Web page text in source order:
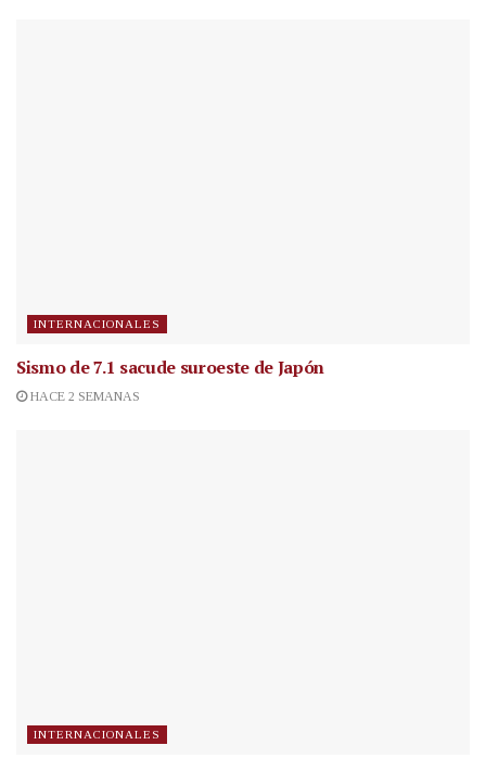
INTERNACIONALES
Sismo de 7.1 sacude suroeste de Japón
HACE 2 SEMANAS
INTERNACIONALES